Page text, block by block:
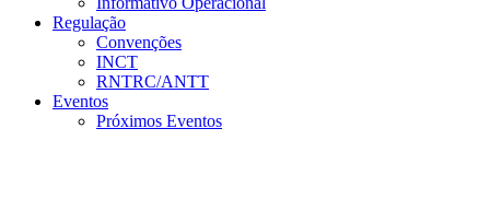
Regulação
Convenções
INCT
RNTRC/ANTT
Eventos
Próximos Eventos